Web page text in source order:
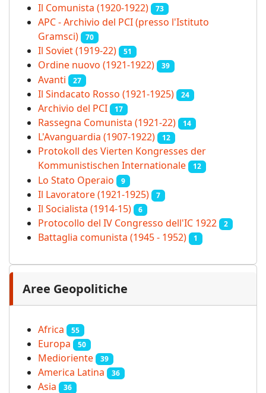
Il Comunista (1920-1922) 73
APC - Archivio del PCI (presso l'Istituto
Gramsci)
70
Il Soviet (1919‑22) 51
Ordine nuovo (1921-1922) 39
Avanti 27
Il Sindacato Rosso (1921-1925) 24
Archivio del PCI 17
Rassegna Comunista (1921‑22) 14
L'Avanguardia (1907-1922) 12
Protokoll des Vierten Kongresses der
Kommunistischen Internationale
12
Lo Stato Operaio 9
Il Lavoratore (1921-1925) 7
Il Socialista (1914‑15) 6
Protocollo del IV Congresso dell'IC 1922 2
Battaglia comunista (1945 - 1952) 1
Aree Geopolitiche
Africa 55
Europa 50
Medioriente 39
America Latina 36
Asia 36